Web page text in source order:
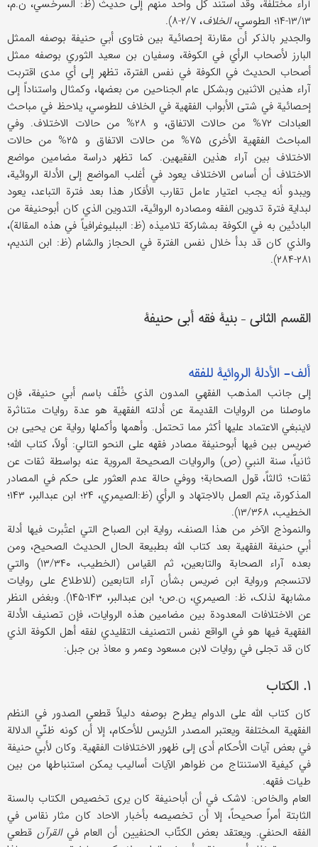
آراء مختلفة، وقد استند کل واحد منهم إلی حدیث (ظ: السرخسي، ن.م،
۱۳/۱۳-۱۴؛ الطوسي،
الخلاف، ۲/۷-۸).
والجدیر بالذکر أن مقارنة إحصائیة بین فتاوی أبي حنیفة بوصفه الممثل
البارز لأصحاب الرأي في الکوفة، وسفیان بن سعید الثوري بوصفه ممثل
أصحاب الحدیث في الکوفة في نفس الفترة، تظهر إلی أي مدی اقتربت
آراء هذین الاثنین وبشکل عام الجناحین من بعضها، وکمثال واستناداً إلی
إحصائیة في شتی الأبواب الفقهیة في الخلاف للطوسي، یلاحظ في مباحث
العبادات ۷۲% من حالات الاتفاق، و ۲۸% من حالات الاختلاف. وفي
المباحث الفقهیة الأخری ۷۵% من حالات الاتفاق و ۲۵% من حالات
الاختلاف بین آراء هذین الفقیهین. کما تظهر دراسة مضامین مواضع
الاختلاف أن أساس الاختلاف یعود في أغلب المواضع إلی الأدلة الروائیة،
ویبدو أنه یجب اعتیار عامل تقارب الأفکار هذا بعد فترة التباعد، یعود
لبدایة فترة تدوین الفقه ومصادره الروائیة، التدوین الذي کان أبوحنیفة من
البادئین به في الکوفة بمشارکة تلامیذه (ظ: الببلیوغرافیاً في هذه المقالة)،
والذي کان قد بدأ خلال نفس الفترة في الحجاز والشام (ظ: ابن الندیم،
۲۸۱-۲۸۴).
القسم الثاني – بنیة فقه أبي حنیفة
ألف- الأدلة الروائیة للفقه
إلی جانب المذهب الفقهي المدون الذي خُلّف باسم أبي حنیفة، فإن
ماوصلنا من الروایات القدیمة عن أدلته الفقهیة هو عدة روایات متناثرة
لاینبغي الاعتماد علیها أکثر مما تحتمل. وأهمها وأکملها روایة عن یحیی بن
ضریس بین فیها أبوحنیفة مصادر فقهه علی النحو التالي: أولاً، کتاب الله؛
ثانیاً، سنة النبي (ص) والروایات الصحیحة المرویة عنه بواسطة ثقات عن
ثقات؛ ثالثاً، قول الصحابة؛ ووفي حالة عدم العثور علی حکم في المصادر
المذکورة، یتم العمل بالاجتهاد و الرأي (ظ:الصیمري، ۲۴؛ ابن عبدالبر، ۱۴۳؛
الخطیب، ۱۳/۳۶۸).
والنموذج الآخر من هذا الصنف، روایة ابن الصباح التي اعتُبرت فیها أدلة
أبي حنیفة الفقهیة بعد کتاب الله بطبیعة الحال الحدیث الصحیح، ومن
بعده آراء الصحابة والتابعین، ثم القیاس (الخطیب، ۱۳/۳۴۰) والتي
لاتنسجم وروایة ابن ضریس بشأن آراء التابعین (للاطلاع علی روایات
مشابهة لذلک، ظ: الصیمري، ن.ص؛ ابن عبدالبر، ۱۴۳-۱۴۵). وبغض النظر
عن الاختلافات المعدودة بین مضامین هذه الروایات، فإن تصنیف الأدلة
الفقهیة فیها هو في الواقع نفس التصنیف التقلیدي لفقه أهل الکوفة الذي
کان قد تجلی في روایات لابن مسعود وعمر و معاذ بن جبل:
۱. الکتاب
کان کتاب الله علی الدوام یطرح بوصفه دلیلاً قطعي الصدور في النظم
الفقهیة المختلفة ویعتبر المصدر الئریس للأحکام، إلا أن کونه ظنّي الدلالة
في بعض آیات الأحکام أدی إلی ظهور الاختلافات الفقهیة. وکان لأبي حنیفة
في کیفیة الاستنتاج من ظواهر الآیات أسالیب یمکن استنباطها من بین
طیات فقهه.
العام والخاص: لاشک في أن أباحنیفة کان یری تخصیص الکتاب بالسنة
الثابتة أمراً صحیحاً، إلا أن تخصیصه بأخبار الاحاد کان مثار نقاس في
الفقه الحنفي. ویعتقد بعض الکتّاب الحنفیین أن العام فيالقرآن قطعي